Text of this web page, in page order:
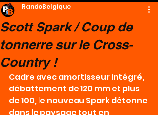
Scott Spark / Coup de
tonnerre sur le Cross-
Country !
RandoBelgique
Cadre avec amortisseur intégré,
débattement de 120 mm et plus
de 100, le nouveau Spark détonne
dans le paysage tout en